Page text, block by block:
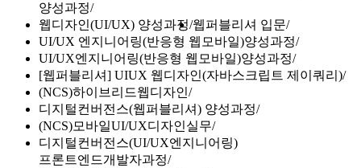
양성과정
웹디자인(UI/UX) 양성과정 웹퍼블리셔 입문
UI/UX 엔지니어링(반응형 웹모바일)양성과정
UI/UX엔지니어링(반응형 웹모바일)양성과정
[웹퍼블리셔] UIUX 웹디자인(자바스크립트 제이쿼리)
(NCS)하이브리드웹디자인
디지털컨버전스(웹퍼블리셔) 양성과정
(NCS)모바일UI/UX디자인실무
디지털컨버전스(UI/UX엔지니어링)
프론트엔드개발자과정